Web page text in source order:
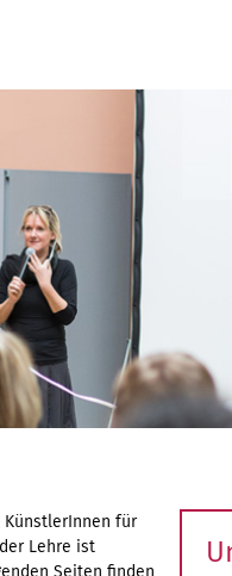
für
Lehre ist
Seiten finden